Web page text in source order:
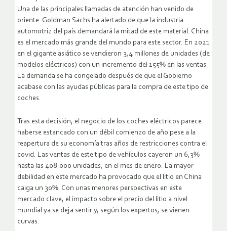
Una de las principales llamadas de atención han venido de
oriente. Goldman Sachs ha alertado de que la industria
automotriz del país demandará la mitad de este material. China
es el mercado más grande del mundo para este sector. En 2021
en el gigante asiático se vendieron 3,4 millones de unidades (de
modelos eléctricos) con un incremento del 155% en las ventas.
La demanda se ha congelado después de que el Gobierno
acabase con las ayudas públicas para la compra de este tipo de
coches.
Tras esta decisión, el negocio de los coches eléctricos parece
haberse estancado con un débil comienzo de año pese a la
reapertura de su economía tras años de restricciones contra el
covid. Las ventas de este tipo de vehículos cayeron un 6,3%
hasta las 408.000 unidades, en el mes de enero. La mayor
debilidad en este mercado ha provocado que el litio en China
caiga un 30%. Con unas menores perspectivas en este
mercado clave, el impacto sobre el precio del litio a nivel
mundial ya se deja sentir y, según los expertos, se vienen
curvas.